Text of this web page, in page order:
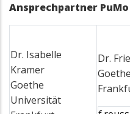
Ansprechpartner PuMo
Dr. Isabelle
Kramer
Goethe
Universität
Dr.